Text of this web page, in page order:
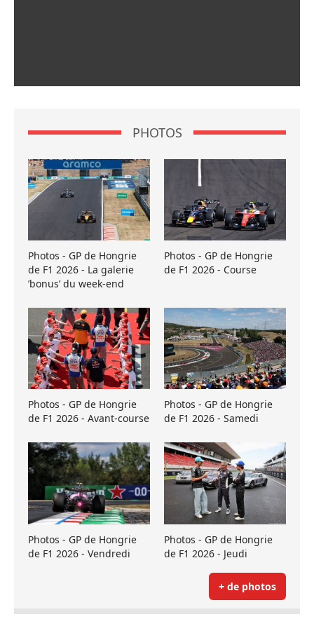
PHOTOS
Photos - GP de Hongrie
de F1 2026 - La galerie
’bonus’ du week-end
Photos - GP de Hongrie
de F1 2026 - Course
Photos - GP de Hongrie
de F1 2026 - Avant-course
Photos - GP de Hongrie
de F1 2026 - Samedi
Photos - GP de Hongrie
de F1 2026 - Vendredi
Photos - GP de Hongrie
de F1 2026 - Jeudi
+ de photos